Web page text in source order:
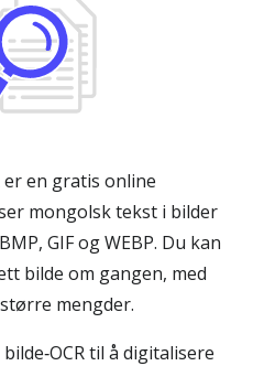
er en gratis online
mongolsk tekst i bilder
GIF og WEBP. Du kan
bilde om gangen, med
mengder.
til å digitalisere